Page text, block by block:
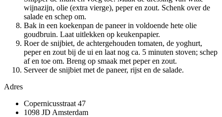
wijnazijn, olie (extra vierge), peper en zout. Schenk over de
salade en schep om.
Bak in een koekenpan de paneer in voldoende hete olie
goudbruin. Laat uitlekken op keukenpapier.
Roer de snijbiet, de achtergehouden tomaten, de yoghurt,
peper en zout bij de ui en laat nog ca. 5 minuten stoven; schep
af en toe om. Breng op smaak met peper en zout.
Serveer de snijbiet met de paneer, rijst en de salade.
Adres
Copernicusstraat 47
1098 JD Amsterdam